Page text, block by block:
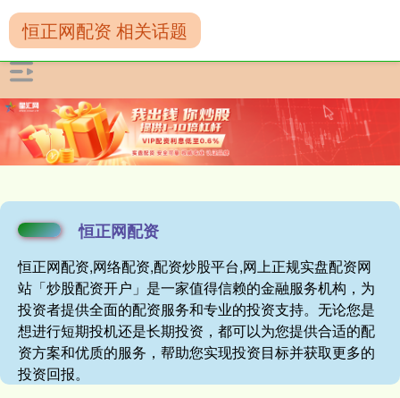
恒正网配资
恒正网配资,网络配资,配资炒股平台,网上正规实盘配资网
站「炒股配资开户」是一家值得信赖的金融服务机构，为
投资者提供全面的配资服务和专业的投资支持。无论您是
想进行短期投机还是长期投资，都可以为您提供合适的配
资方案和优质的服务，帮助您实现投资目标并获取更多的
投资回报。
恒正网配资 相关话题